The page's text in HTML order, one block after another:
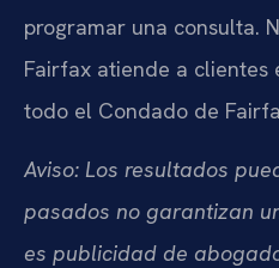
programar una consulta.
Fairfax atiende a clientes
todo el Condado de
Aviso: Los resultados
pasados no garantizan
es publicidad de